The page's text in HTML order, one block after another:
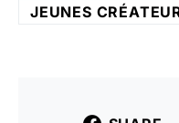
JEUNES